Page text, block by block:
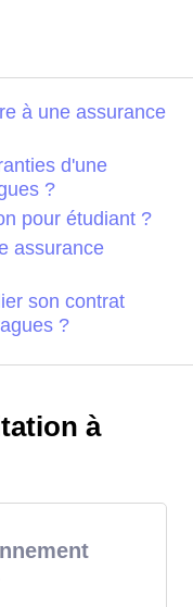
à une assurance
d'une
?
pour étudiant ?
assurance
son contrat
?
à